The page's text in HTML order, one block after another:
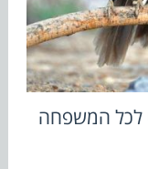
לכל המשפחה